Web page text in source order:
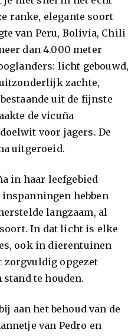
ranke, elegante soort
van Peru, Bolivia, Chili
dan 4.000 meter
licht gebouwd,
zachte,
uit de fijnste
de vicuña
voor jagers. De
uitgeroeid.
in haar leefgebied
hebben
langzaam, al
In dat licht is elke
ook in dierentuinen
zorgvuldig opgezet
te houden.
aan het behoud van de
van Pedro en